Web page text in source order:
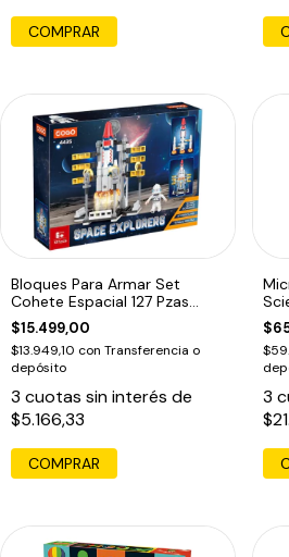
Bloques Para Armar Set
Cohete Espacial 127 Pzas
Cogo 127
$15.499,00
$13.949,10 con Transferencia o
depósito
3 cuotas sin interés de
$5.166,33
3